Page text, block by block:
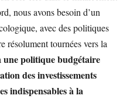
nous avons besoin d’un
avec des politiques
résolument tournées vers la
une politique budgétaire
des investissements
indispensables à la